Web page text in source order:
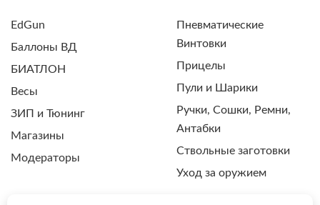
EdGun
Баллоны ВД
БИАТЛОН
Весы
ЗИП и Тюнинг
Магазины
Модераторы
Пневматические
Винтовки
Прицелы
Пули и Шарики
Ручки, Сошки, Ремни,
Антабки
Ствольные заготовки
Уход за оружием